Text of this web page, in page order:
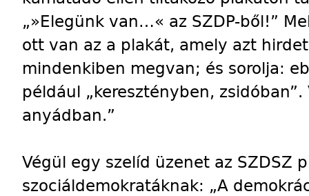
„»Elegünk van…« az SZDP-ből!”
ott van az a plakát, amely azt
mindenkiben megvan; és sorolja:
például „keresztényben,
anyádban.”
Végül egy szelíd üzenet az SZDSZ
szociáldemokratáknak: „A